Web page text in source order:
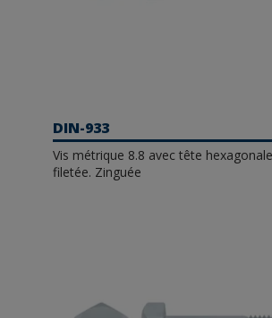
DIN-933
Vis métrique 8.8 avec tête
filetée. Zinguée